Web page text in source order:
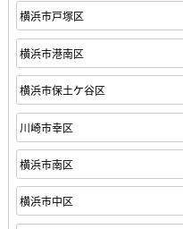
横浜市戸塚区
横浜市港南区
横浜市保土ケ谷区
川崎市幸区
横浜市南区
横浜市中区